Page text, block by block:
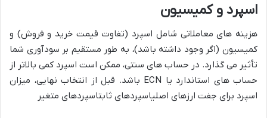
اسپرد و کمیسیون
هزینه های معاملاتی شامل اسپرد (تفاوت قیمت خرید و فروش) و
کمیسیون (اگر وجود داشته باشد)، به طور مستقیم بر سودآوری شما
تأثیر می گذارد. در حساب های سنتی، ممکن است اسپرد کمی بالاتر از
حساب های استاندارد یا ECN باشد. قبل از انتخاب نهایی،
میزان
اسپرد برای جفت ارزهای اصلیاسپردهای ثابتاسپردهای متغیر